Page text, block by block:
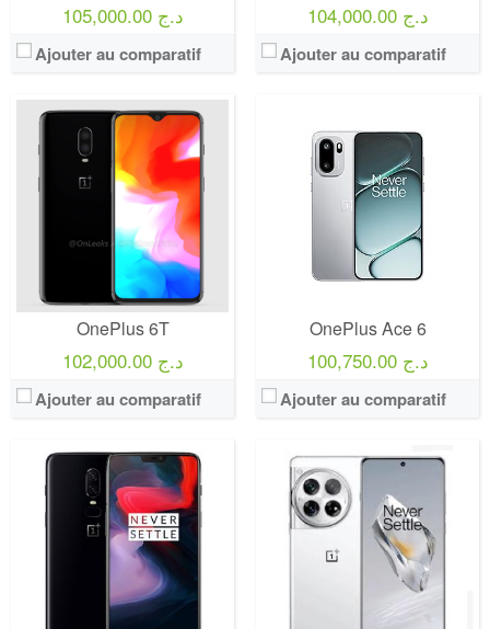
105,000.00 د.ج
Ajouter au comparatif
104,000.00 د.ج
Ajouter au comparatif
OnePlus 6T
102,000.00 د.ج
Ajouter au comparatif
OnePlus Ace 6
100,750.00 د.ج
Ajouter au comparatif